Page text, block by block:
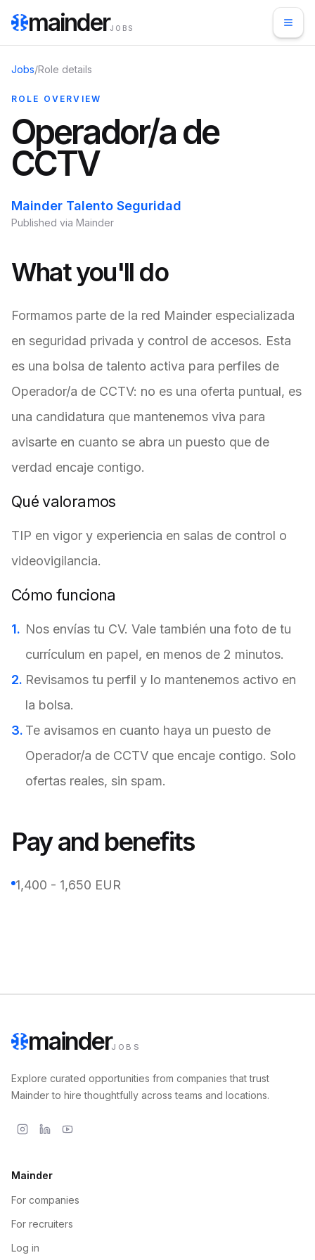
mainderJOBS
Jobs/Role details
ROLE OVERVIEW
Operador/a de
CCTV
Mainder Talento Seguridad
Published via Mainder
What you'll do
Formamos parte de la red Mainder especializada
en seguridad privada y control de accesos. Esta
es una bolsa de talento activa para perfiles de
Operador/a de CCTV: no es una oferta puntual, es
una candidatura que mantenemos viva para
avisarte en cuanto se abra un puesto que de
verdad encaje contigo.
Qué valoramos
TIP en vigor y experiencia en salas de control o
videovigilancia.
Cómo funciona
Nos envías tu CV. Vale también una foto de tu
currículum en papel, en menos de 2 minutos.
Revisamos tu perfil y lo mantenemos activo en
la bolsa.
Te avisamos en cuanto haya un puesto de
Operador/a de CCTV que encaje contigo. Solo
ofertas reales, sin spam.
Pay and benefits
1,400 - 1,650 EUR
mainderJOBS
Explore curated opportunities from companies that trust
Mainder to hire thoughtfully across teams and locations.
Mainder
For companies
For recruiters
Log in